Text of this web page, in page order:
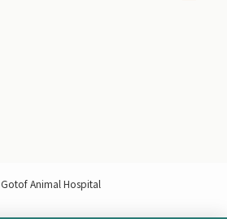
Gotof Animal Hospital